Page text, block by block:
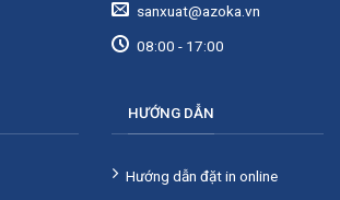
sanxuat@azoka.vn
08:00 - 17:00
HƯỚNG DẪN
Hướng dẫn đặt in online